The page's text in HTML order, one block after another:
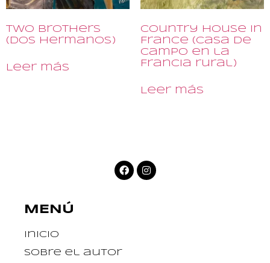
Two Brothers
(Dos Hermanos)
Leer más
Country House in
France (Casa de
campo en la
Francia rural)
Leer más
MENÚ
Inicio
Sobre el autor